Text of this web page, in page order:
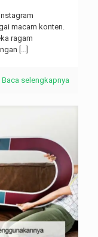
macam konten.
ragam
Baca selengkapnya